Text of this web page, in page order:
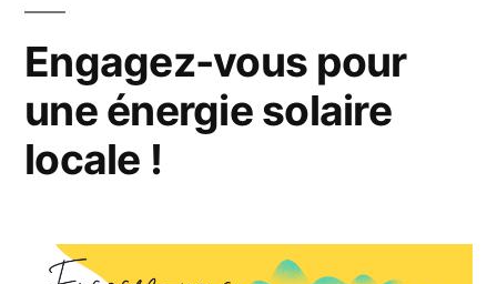
Engagez-vous pour
une énergie solaire
locale !